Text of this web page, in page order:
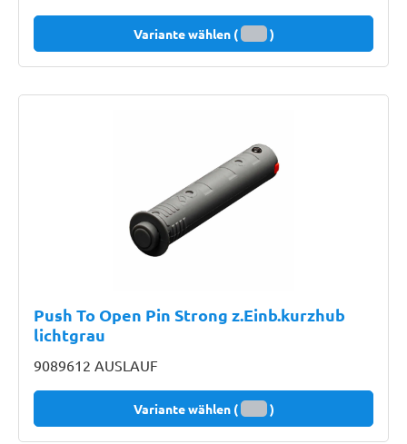
Variante wählen ( )
Push To Open Pin Strong z.Einb.kurzhub
lichtgrau
9089612 AUSLAUF
Variante wählen ( )